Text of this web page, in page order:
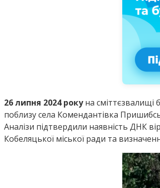
26 липня 2024 рокуна сміттєзвалищі
поблизу села Комендантівка
Аналізи підтвердили наявність ДНК
Кобеляцької міської ради та